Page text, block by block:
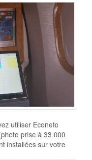
utiliser Econeto
prise à 33 000
installées sur votre